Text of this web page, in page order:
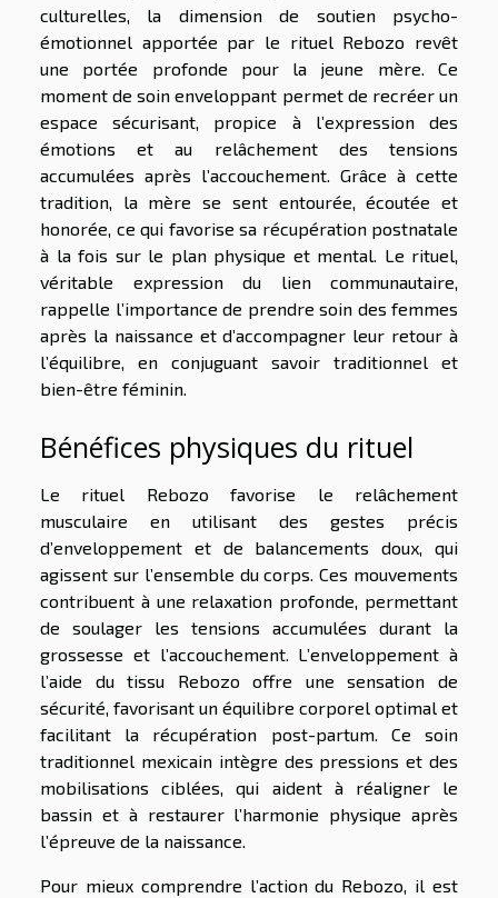
culturelles, la dimension de soutien psycho-
émotionnel apportée par le rituel Rebozo revêt
une portée profonde pour la jeune mère. Ce
moment de soin enveloppant permet de recréer un
espace sécurisant, propice à l’expression des
émotions et au relâchement des tensions
accumulées après l’accouchement. Grâce à cette
tradition, la mère se sent entourée, écoutée et
honorée, ce qui favorise sa récupération postnatale
à la fois sur le plan physique et mental. Le rituel,
véritable expression du lien communautaire,
rappelle l’importance de prendre soin des femmes
après la naissance et d’accompagner leur retour à
l’équilibre, en conjuguant savoir traditionnel et
bien-être féminin.
Bénéfices physiques du rituel
Le rituel Rebozo favorise le relâchement
musculaire en utilisant des gestes précis
d’enveloppement et de balancements doux, qui
agissent sur l’ensemble du corps. Ces mouvements
contribuent à une relaxation profonde, permettant
de soulager les tensions accumulées durant la
grossesse et l’accouchement. L’enveloppement à
l’aide du tissu Rebozo offre une sensation de
sécurité, favorisant un équilibre corporel optimal et
facilitant la récupération post-partum. Ce soin
traditionnel mexicain intègre des pressions et des
mobilisations ciblées, qui aident à réaligner le
bassin et à restaurer l’harmonie physique après
l’épreuve de la naissance.
Pour mieux comprendre l’action du Rebozo, il est